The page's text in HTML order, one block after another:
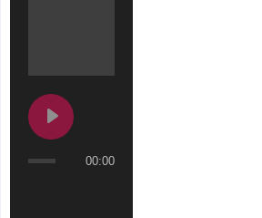
00:00